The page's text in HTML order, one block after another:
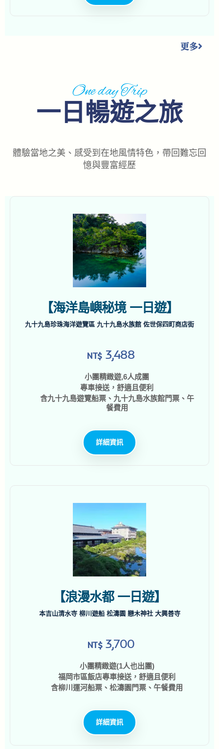
更多
One day Trip
一日暢遊之旅
體驗當地之美、感受到在地風情特色，帶回難忘回
憶與豐富經歷
【海洋島嶼秘境 一日遊】
九十九島珍珠海洋遊覽區 九十九島水族館 佐世保四町商店街
NT$ 3,488
小團精緻遊,6人成團
專車接送，舒適且便利
含九十九島遊覽船票、九十九島水族館門票、午
餐費用
詳細資訊
【浪漫水都 一日遊】
本吉山清水寺 柳川遊船 松濤園 戀木神社 大興善寺
NT$ 3,700
小團精緻遊(1人也出團)
福岡市區飯店專車接送，舒適且便利
含柳川運河船票、松濤園門票、午餐費用
詳細資訊